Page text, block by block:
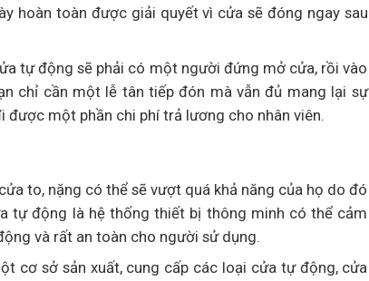
hoàn toàn được giải quyết vì cửa sẽ đóng ngay sau
tự động sẽ phải có một người đứng mở cửa, rồi vào
chỉ cần một lễ tân tiếp đón mà vẫn đủ mang lại sự
được một phần chi phí trả lương cho nhân viên.
to, nặng có thể sẽ vượt quá khả năng của họ do đó
tự động là hệ thống thiết bị thông minh có thể cảm
và rất an toàn cho người sử dụng.
cơ sở sản xuất, cung cấp các loại cửa tự động, cửa